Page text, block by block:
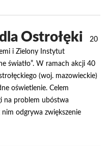
Ostrołęki
20
i Zielony Instytut
światło”. W ramach akcji 40
(woj. mazowieckie)
oświetlenie. Celem
na problem ubóstwa
odgrywa zwiększenie